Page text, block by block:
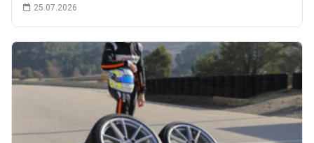
25.07.2026